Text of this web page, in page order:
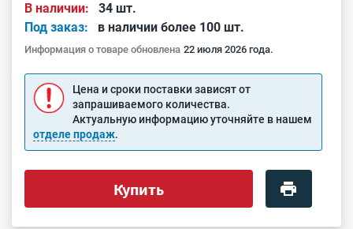
В наличии:
34 шт.
Под заказ:
в наличии более 100 шт.
Информация о товаре обновлена 22 июля 2026 года.
Цена и сроки поставки зависят от
запрашиваемого количества.
Актуальную информацию уточняйте в нашем
отделе продаж.
Купить